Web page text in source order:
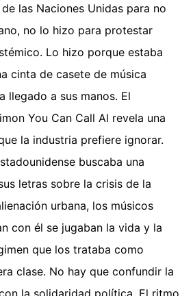
las Naciones Unidas para no
no lo hizo para protestar
Lo hizo porque estaba
cinta de casete de música
llegado a sus manos. El
You Can Call Al revela una
la industria prefiere ignorar.
buscaba una
letras sobre la crisis de la
urbana, los músicos
con él se jugaban la vida y la
que los trataba como
clase. No hay que confundir la
la solidaridad política. El ritmo